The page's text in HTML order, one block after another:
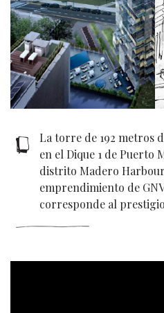
La torre de 192 metros
en el Dique 1 de Puerto
distrito Madero
emprendimiento de
corresponde al